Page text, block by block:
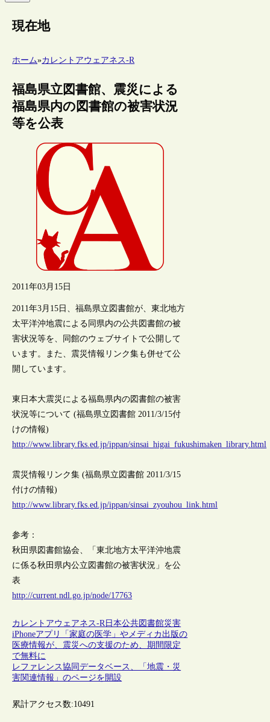
現在地
ホーム»カレントアウェアネス-R
福島県立図書館、震災による
福島県内の図書館の被害状況
等を公表
2011年03月15日
2011年3月15日、福島県立図書館が、東北地方
太平洋沖地震による同県内の公共図書館の被
害状況等を、同館のウェブサイトで公開して
います。また、震災情報リンク集も併せて公
開しています。
東日本大震災による福島県内の図書館の被害
状況等について (福島県立図書館 2011/3/15付
けの情報)
http://www.library.fks.ed.jp/ippan/sinsai_higai_fukushimaken_library.html
震災情報リンク集 (福島県立図書館 2011/3/15
付けの情報)
http://www.library.fks.ed.jp/ippan/sinsai_zyouhou_link.html
参考：
秋田県図書館協会、「東北地方太平洋沖地震
に係る秋田県内公立図書館の被害状況」を公
表
http://current.ndl.go.jp/node/17763
カレントアウェアネス-R日本公共図書館災害
iPhoneアプリ「家庭の医学」やメディカ出版の
医療情報が、震災への支援のため、期間限定
で無料に
レファレンス協同データベース、「地震・災
害関連情報」のページを開設
累計アクセス数:10491